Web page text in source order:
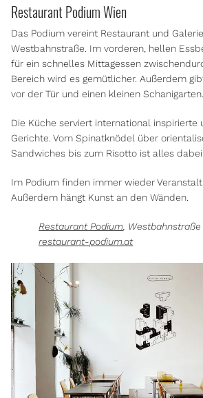
Restaurant Podium Wien
Das Podium vereint Restaurant und
Westbahnstraße. Im vorderen, hellen
für ein schnelles Mittagessen
Bereich wird es gemütlicher. Außerdem
vor der Tür und einen kleinen Schanigarten.
Die Küche serviert international inspirierte
Gerichte. Vom Spinatknödel über
Sandwiches bis zum Risotto ist alles dabei.
Im Podium finden immer wieder
Außerdem hängt Kunst an den Wänden.
Restaurant Podium, Westbahnstraße
restaurant-podium.at